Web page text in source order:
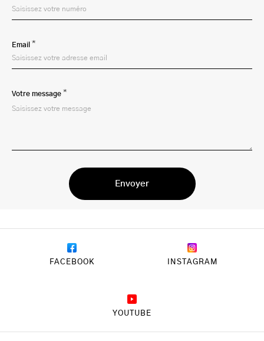
Email *
Votre message *
FACEBOOK INSTAGRAM
YOUTUBE